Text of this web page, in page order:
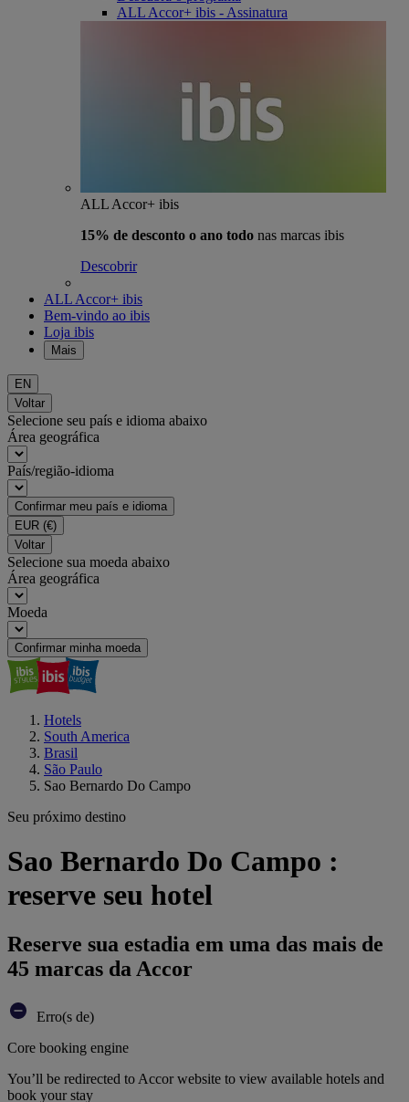
ALL Accor+ ibis - Assinatura
ALL Accor+ ibis
15% de desconto o ano todo nas marcas ibis
Descobrir
ALL Accor+ ibis
Bem-vindo ao ibis
Loja ibis
Mais
EN
Voltar
Selecione seu país e idioma abaixo
Área geográfica
País/região-idioma
Confirmar meu país e idioma
EUR (€)
Voltar
Selecione sua moeda abaixo
Área geográfica
Moeda
Confirmar minha moeda
Hotels
South America
Brasil
São Paulo
Sao Bernardo Do Campo
Seu próximo destino
Sao Bernardo Do Campo :
reserve seu hotel
Reserve sua estadia em uma das mais de
45 marcas da Accor
Erro(s de)
Core booking engine
You’ll be redirected to Accor website to view available hotels and
book your stay